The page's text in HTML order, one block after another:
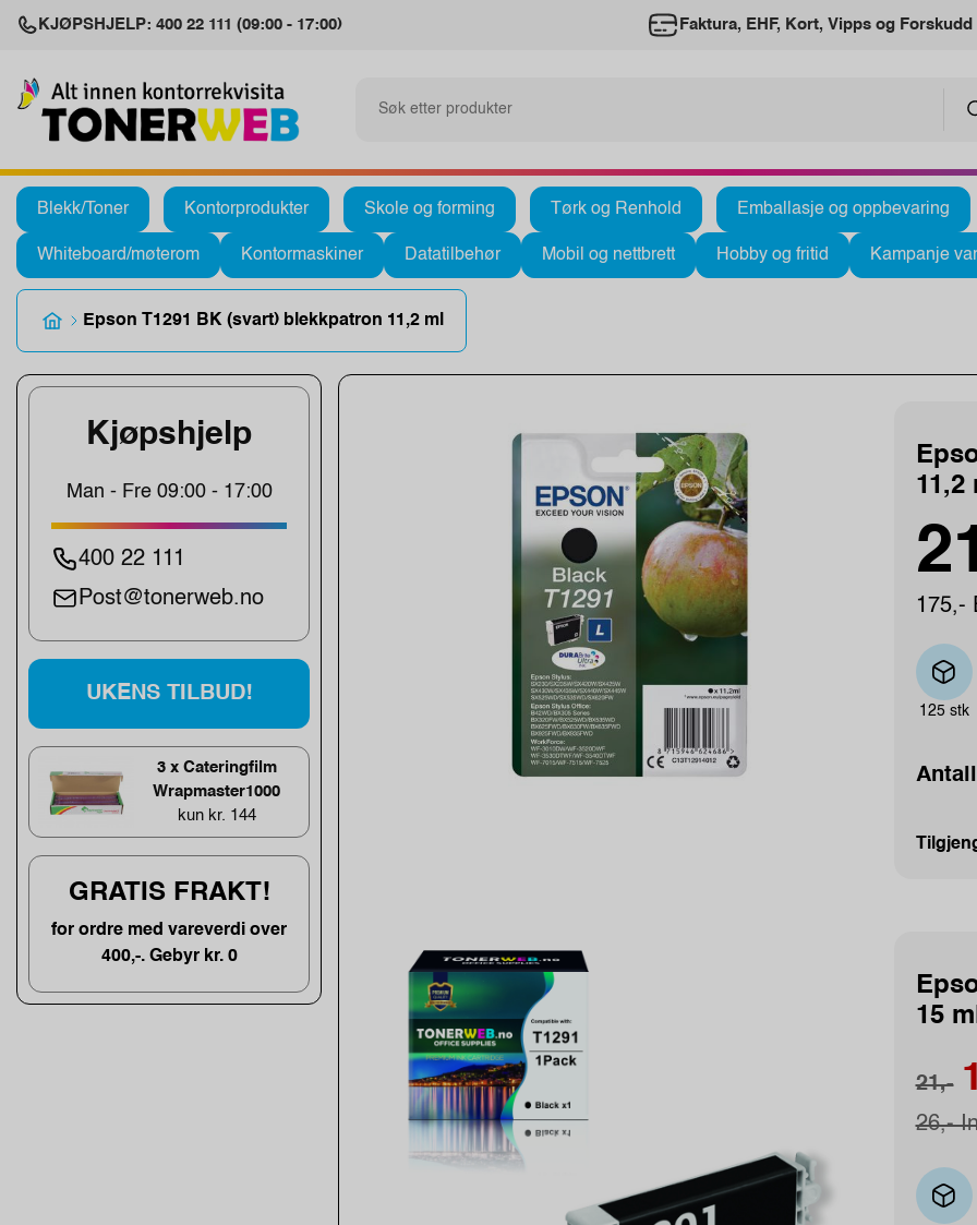
KJØPSHJELP: 400 22 111 (09:00 - 17:00) Faktura, EHF, Kort, Vipps og Forskudd
Blekk/Toner Kontorprodukter Skole og forming Tørk og Renhold Emballasje og oppbevaring
Whiteboard/møterom Kontormaskiner Datatilbehør Mobil og nettbrett Hobby og fritid Kampanje
Epson T1291 BK (svart) blekkpatron 11,2 ml
Kjøpshjelp
Man - Fre 09:00 - 17:00
400 22 111
Post@tonerweb.no
UKENS TILBUD!
3 x Cateringfilm
Wrapmaster1000
kun kr. 144
GRATIS FRAKT!
for ordre med vareverdi over
400,-. Gebyr kr. 0
11,2
175,-
125 stk
15
21,-
26,-